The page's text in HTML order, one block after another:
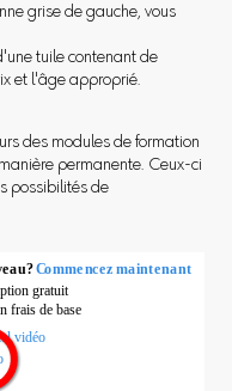
grise de gauche, vous
tuile contenant de
et l'âge approprié.
des modules de formation
permanente. Ceux-ci
possibilités de